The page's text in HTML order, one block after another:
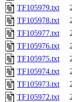
TF105979.txt
TF105978.txt
TF105977.txt
TF105976.txt
TF105975.txt
TF105974.txt
TF105973.txt
TF105972.txt